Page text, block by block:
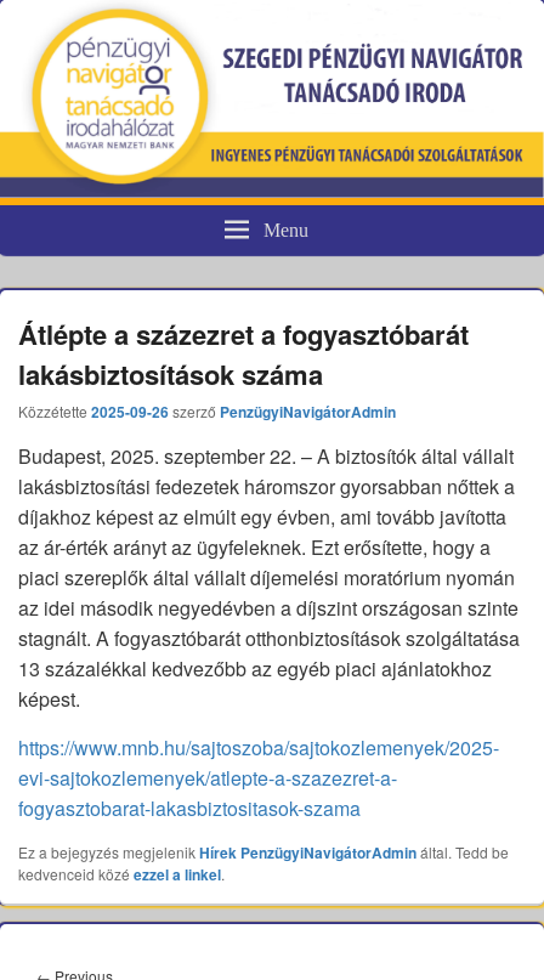
Pénzügyi fogyasztóvédelem
Menu
Átlépte a százezret a fogyasztóbarát
lakásbiztosítások száma
Közzétette 2025-09-26szerző PenzügyiNavigátorAdmin
Budapest, 2025. szeptember 22. – A biztosítók által vállalt
lakásbiztosítási fedezetek háromszor gyorsabban nőttek a
díjakhoz képest az elmúlt egy évben, ami tovább javította
az ár-érték arányt az ügyfeleknek. Ezt erősítette, hogy a
piaci szereplők által vállalt díjemelési moratórium nyomán
az idei második negyedévben a díjszint országosan szinte
stagnált. A fogyasztóbarát otthonbiztosítások szolgáltatása
13 százalékkal kedvezőbb az egyéb piaci ajánlatokhoz
képest.
https://www.mnb.hu/sajtoszoba/sajtokozlemenyek/2025-
evi-sajtokozlemenyek/atlepte-a-szazezret-a-
fogyasztobarat-lakasbiztositasok-szama
Ez a bejegyzés megjelenikHírek PenzügyiNavigátorAdmináltal. Tedd be
kedvenceid közé ezzel a linkel.
Previous